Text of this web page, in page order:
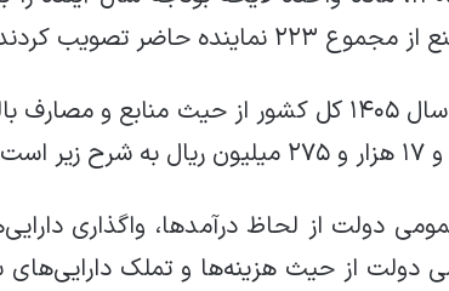
دولت از لحاظ درآمدها، واگذاری
از حیث هزینه‌ها و تملک دارایی‌های